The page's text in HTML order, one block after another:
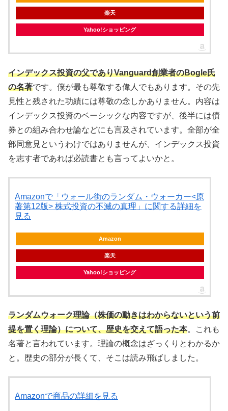
楽天
Yahoo!ショッピング
インデックス投資の父でありVanguard創業者のBogle氏
の名著です。僕が最も尊敬する偉人でもあります。その先
見性と残された功績には尊敬の念しかありません。内容は
インデックス投資のベーシックな内容ですが、後半には債
券との組み合わせ論などにも言及されています。全部が全
部同意見というわけではありませんが、インデックス投資
を志す者であれば必読書とも言ってよいかと。
Amazonで「ウォール街のランダム・ウォーカー<原
著第12版> 株式投資の不滅の真理」に関する詳細を
見る
Amazon
楽天
Yahoo!ショッピング
ランダムウォーク理論（株価の動きはわからないという前
提を置く理論）について、歴史を交えて語った本。これも
名著と言われています。理論の概念はざっくりとわかるか
と。歴史の部分が長くて、そこは読み飛ばしました。
Amazonで商品の詳細を見る